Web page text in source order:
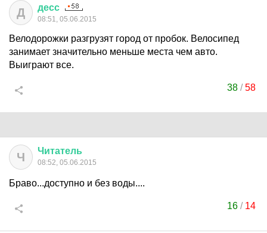
Д десс
08:51, 05.06.2015
Велодорожки разгрузят город от пробок. Велосипед
занимает значительно меньше места чем авто.
Выиграют все.
38/58
Ч Читатель
08:52, 05.06.2015
Браво...доступно и без воды....
16/ 14